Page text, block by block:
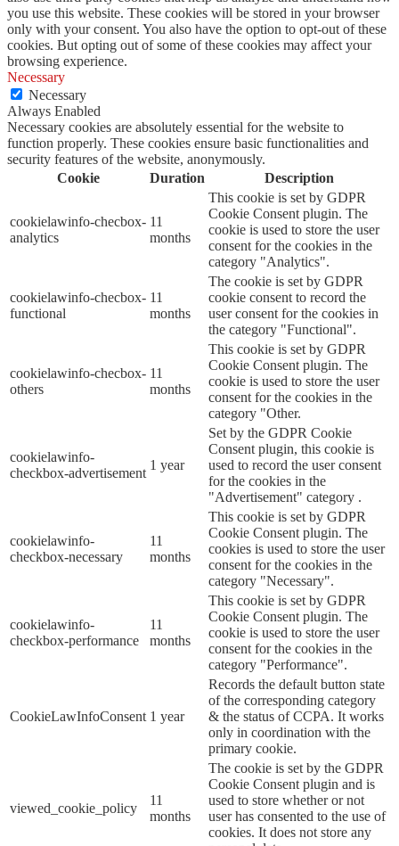
you use this website. These cookies will be stored in your browser
only with your consent. You also have the option to opt-out of these
cookies. But opting out of some of these cookies may affect your
browsing experience.
Necessary
Necessary
Always Enabled
Necessary cookies are absolutely essential for the website to
function properly. These cookies ensure basic functionalities and
security features of the website, anonymously.
Cookie
Duration Description
cookielawinfo-checbox-
analytics
11
months
This cookie is set by GDPR
Cookie Consent plugin. The
cookie is used to store the user
consent for the cookies in the
category "Analytics".
cookielawinfo-checbox-
functional
11
months
The cookie is set by GDPR
cookie consent to record the
user consent for the cookies in
the category "Functional".
cookielawinfo-checbox-
others
11
months
This cookie is set by GDPR
Cookie Consent plugin. The
cookie is used to store the user
consent for the cookies in the
category "Other.
cookielawinfo-
checkbox-advertisement
1 year
Set by the GDPR Cookie
Consent plugin, this cookie is
used to record the user consent
for the cookies in the
"Advertisement" category .
cookielawinfo-
checkbox-necessary
11
months
This cookie is set by GDPR
Cookie Consent plugin. The
cookies is used to store the user
consent for the cookies in the
category "Necessary".
cookielawinfo-
checkbox-performance
11
months
This cookie is set by GDPR
Cookie Consent plugin. The
cookie is used to store the user
consent for the cookies in the
category "Performance".
CookieLawInfoConsent 1 year
Records the default button state
of the corresponding category
& the status of CCPA. It works
only in coordination with the
primary cookie.
viewed_cookie_policy
11
months
The cookie is set by the GDPR
Cookie Consent plugin and is
used to store whether or not
user has consented to the use of
cookies. It does not store any